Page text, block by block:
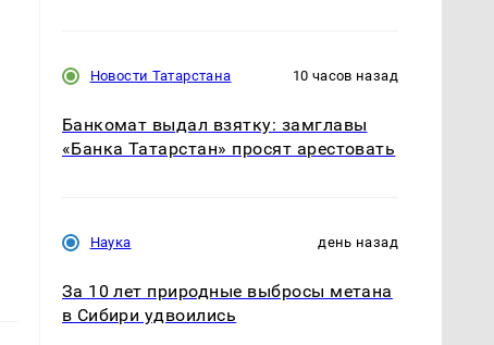
Новости Татарстана 10 часов назад
Банкомат выдал взятку: замглавы
«Банка Татарстан» просят арестовать
Наука день назад
За 10 лет природные выбросы метана
в Сибири удвоились